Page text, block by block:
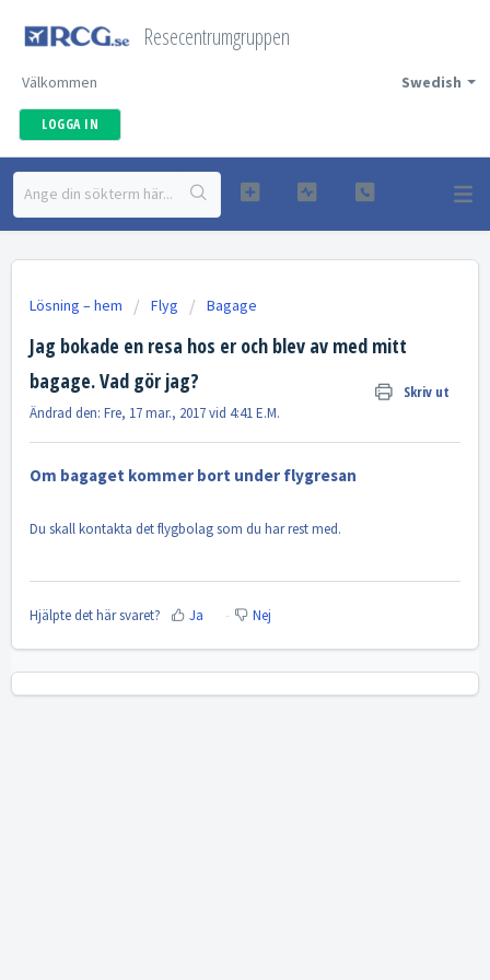
Resecentrumgruppen
Swedish
Välkommen
LOGGA IN
Lösning – hem Flyg Bagage
Jag bokade en resa hos er och blev av med mitt
bagage. Vad gör jag?
Skriv ut
Ändrad den: Fre, 17 mar., 2017 vid 4:41 E.M.
Om bagaget kommer bort under flygresan
Du skall kontakta det flygbolag som du har rest med.
Hjälpte det här svaret? Ja Nej